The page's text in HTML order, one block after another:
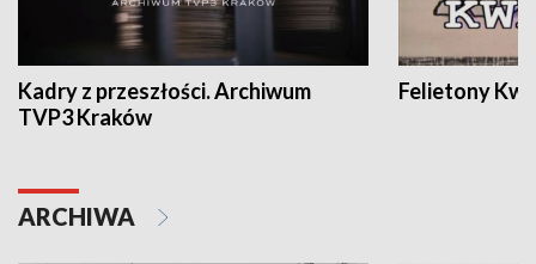
Kadry z przeszłości. Archiwum
TVP3 Kraków
Felietony
ARCHIWA